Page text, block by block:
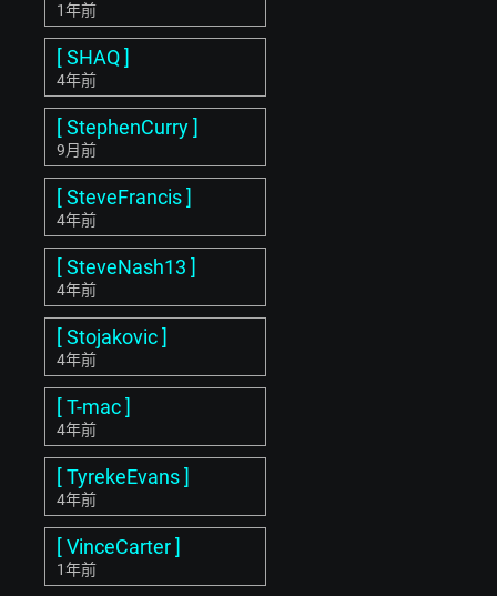
1年前
[ SHAQ ]
4年前
[ StephenCurry ]
9月前
[ SteveFrancis ]
4年前
[ SteveNash13 ]
4年前
[ Stojakovic ]
4年前
[ T-mac ]
4年前
[ TyrekeEvans ]
4年前
[ VinceCarter ]
1年前